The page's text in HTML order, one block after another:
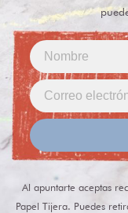
Al apuntarte aceptas
Papel Tijera. Puedes